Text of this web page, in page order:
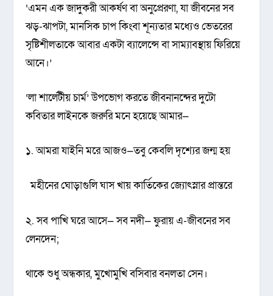
‘এমন এক জাদুকরী আকর্ষণ বা অনুপ্রেরণা, যা জীবনের সব
ঝড়-ঝাপটা, মানসিক চাপ কিংবা শূন্যতার মধ্যেও ভেতরের
সৃষ্টিশীলতাকে আবার একটা ব্যালেন্সে বা সাম্যাবস্থায় ফিরিয়ে
আনে।’
‘লা শার্লেটীয় চার্ম’ উপভোগ করতে জীবনানন্দের দুটো
কবিতার লাইনকে জরুরি মনে হয়েছে আমার—
১. আমরা যাইনি মরে আজও—তবু কেবলি দৃশ্যের জন্ম হয়
মহীনের ঘোড়াগুলি ঘাস খায় কার্তিকের জ্যোৎস্নার প্রান্তরে
২. সব পাখি ঘরে আসে— সব নদী— ফুরায় এ-জীবনের সব
লেনদেন;
থাকে শুধু অন্ধকার, মুখোমুখি বসিবার বনলতা সেন।